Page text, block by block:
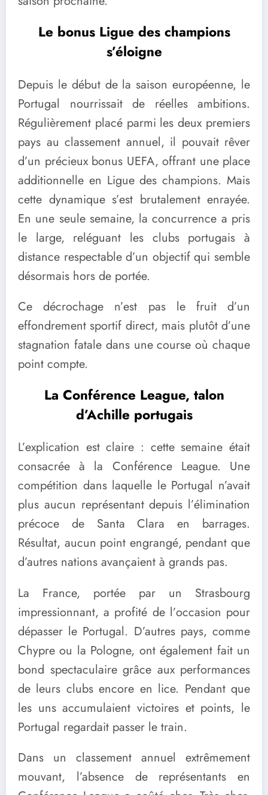
Le bonus Ligue des champions
s’éloigne
Depuis le début de la saison européenne, le
Portugal nourrissait de réelles ambitions.
Régulièrement placé parmi les deux premiers
pays au classement annuel, il pouvait rêver
d’un précieux bonus UEFA, offrant une place
additionnelle en Ligue des champions. Mais
cette dynamique s’est brutalement enrayée.
En une seule semaine, la concurrence a pris
le large, reléguant les clubs portugais à
distance respectable d’un objectif qui semble
désormais hors de portée.
Ce décrochage n’est pas le fruit d’un
effondrement sportif direct, mais plutôt d’une
stagnation fatale dans une course où chaque
point compte.
La Conférence League, talon
d’Achille portugais
L’explication est claire : cette semaine était
consacrée à la Conférence League. Une
compétition dans laquelle le Portugal n’avait
plus aucun représentant depuis l’élimination
précoce de Santa Clara en barrages.
Résultat, aucun point engrangé, pendant que
d’autres nations avançaient à grands pas.
La France, portée par un Strasbourg
impressionnant, a profité de l’occasion pour
dépasser le Portugal. D’autres pays, comme
Chypre ou la Pologne, ont également fait un
bond spectaculaire grâce aux performances
de leurs clubs encore en lice. Pendant que
les uns accumulaient victoires et points, le
Portugal regardait passer le train.
Dans un classement annuel extrêmement
mouvant, l’absence de représentants en